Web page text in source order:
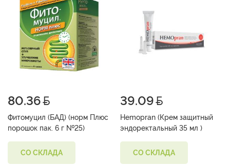
80.36
Фитомуцил (БАД) (норм Плюс
порошок пак. 6 г №25)
СО СКЛАДА
39.09
Hemopran (Крем защитный
эндоректальный 35 мл )
СО СКЛАДА